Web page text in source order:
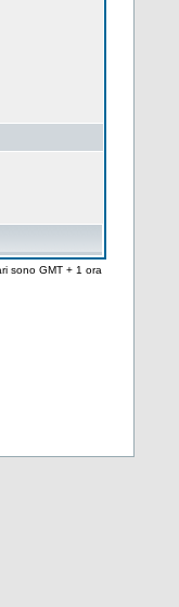
sono GMT + 1 ora